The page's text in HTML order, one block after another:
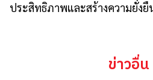
ประสิทธิภาพและสร้างความยั่งยื
ข่าวอื่